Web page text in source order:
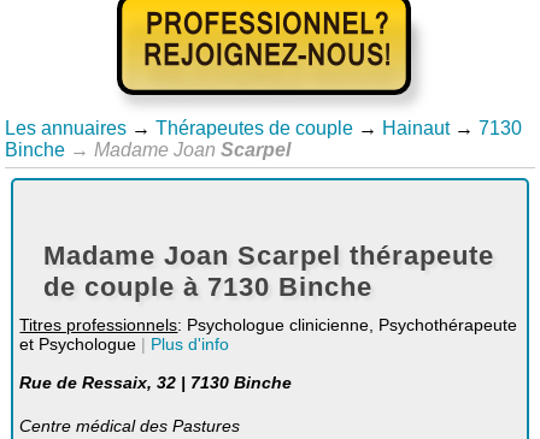
Les annuaires → Thérapeutes de couple → Hainaut → 7130
Binche → Madame JoanScarpel
Madame Joan Scarpel thérapeute
de couple à 7130 Binche
Titres professionnels: Psychologue clinicienne, Psychothérapeute
et Psychologue | Plus d'info
Rue de Ressaix, 32 | 7130 Binche
Centre médical des Pastures